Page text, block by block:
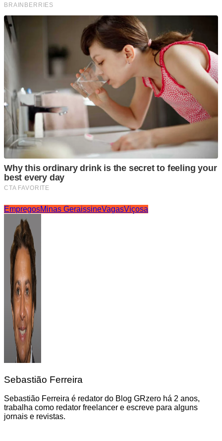
EmpregosMinas GeraissineVagasViçosa
Sebastião Ferreira
Sebastião Ferreira é redator do Blog GRzero há 2 anos,
trabalha como redator freelancer e escreve para alguns
jornais e revistas.